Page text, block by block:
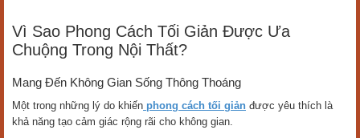
Vì Sao Phong Cách Tối Giản Được Ưa
Chuộng Trong Nội Thất?
Mang Đến Không Gian Sống Thông Thoáng
Một trong những lý do khiến phong cách tối giản được yêu thích là
khả năng tạo cảm giác rộng rãi cho không gian.